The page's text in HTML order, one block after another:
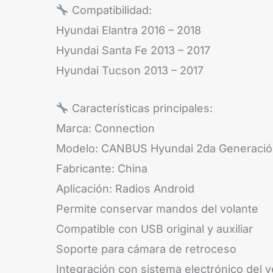
Compatibilidad:
Hyundai Elantra 2016 – 2018
Hyundai Santa Fe 2013 – 2017
Hyundai Tucson 2013 – 2017
Características principales:
Marca: Connection
Modelo: CANBUS Hyundai 2da
Fabricante: China
Aplicación: Radios Android
Permite conservar mandos del volante
Compatible con USB original y auxiliar
Soporte para cámara de retroceso
Integración con sistema electrónico del